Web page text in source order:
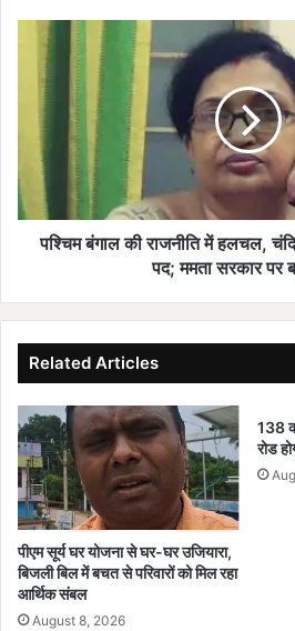
हा
ई
इ
के
बी
च
B
J
P
सां
स
द
ने
रा
ज
ल
,
चं
द्रि
मा
भ
ट्टा
चा
र्य
ने
छो
पश्चिम बंगाल की राजनीति में हलचल,
पद; ममता सरकार पर
Related Articles
पीएम सूर्य घर योजना से घर-घर उजियारा,
बिजली बिल में बचत से परिवारों को मिल रहा
आर्थिक संबल
August 8, 2026
138
रोड